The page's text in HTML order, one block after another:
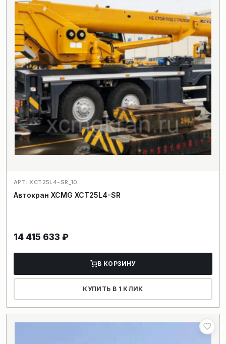
АРТ: XCT25L4-SR_10
Автокран XCMG XCT25L4-SR
14 415 633 ₽
В КОРЗИНУ
КУПИТЬ В 1 КЛИК